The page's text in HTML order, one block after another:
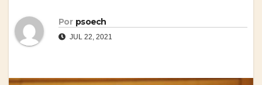
Por psoech
JUL 22, 2021